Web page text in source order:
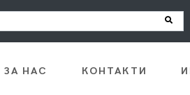
ЗА НАС КОНТАКТИ